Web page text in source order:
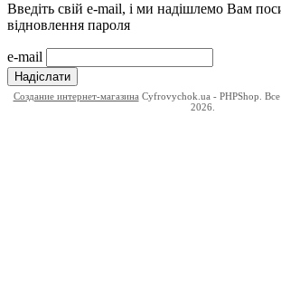
Введіть свій e-mail, і ми надішлемо Вам
відновлення пароля
e-mail
Надіслати
Создание интернет-магазина Cyfrovychok.ua - PHPShop.
2026.